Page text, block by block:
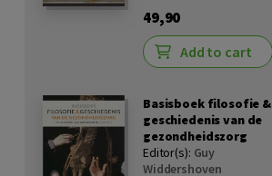
49,90
Add to cart
Basisboek filosofie &
geschiedenis van de
gezondheidszorg
Editor(s): Guy
Widdershoven